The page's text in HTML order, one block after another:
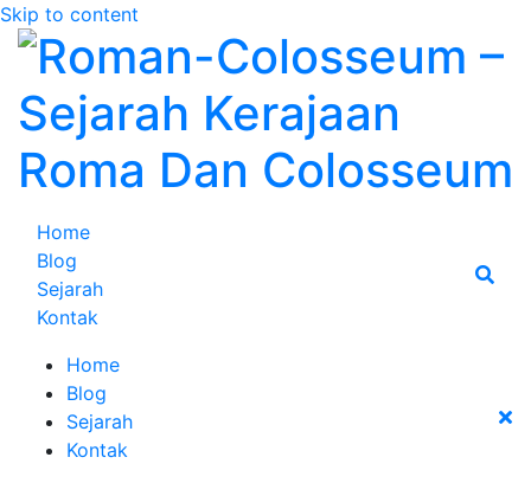
Skip to content
Home
Blog
Sejarah
Kontak
Home
Blog
Sejarah
Kontak